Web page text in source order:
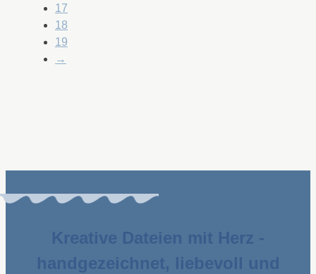
17
18
19
→
Kreative Dateien mit Herz -
handgezeichnet, liebevoll und